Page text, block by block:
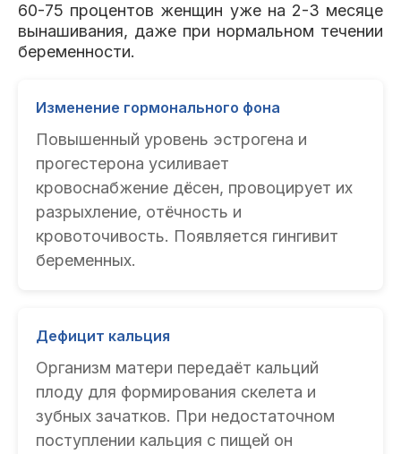
60-75 процентов женщин уже на 2-3 месяце
вынашивания, даже при нормальном течении
беременности.
Изменение гормонального фона
Повышенный уровень эстрогена и
прогестерона усиливает
кровоснабжение дёсен, провоцирует их
разрыхление, отёчность и
кровоточивость. Появляется гингивит
беременных.
Дефицит кальция
Организм матери передаёт кальций
плоду для формирования скелета и
зубных зачатков. При недостаточном
поступлении кальция с пищей он